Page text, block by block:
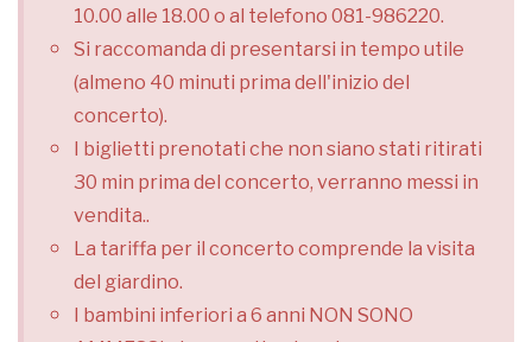
10.00 alle 18.00 o al telefono 081-986220.
Si raccomanda di presentarsi in tempo utile
(almeno 40 minuti prima dell'inizio del
concerto).
I biglietti prenotati che non siano stati ritirati
30 min prima del concerto, verranno messi in
vendita..
La tariffa per il concerto comprende la visita
del giardino.
I bambini inferiori a 6 anni NON SONO